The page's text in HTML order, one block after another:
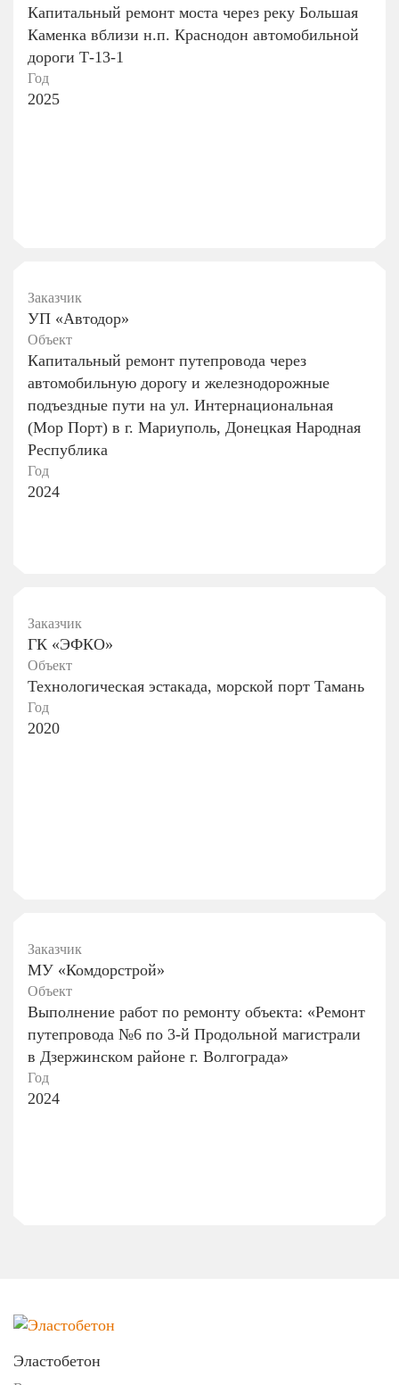
Капитальный ремонт моста через реку Большая
Каменка вблизи н.п. Краснодон автомобильной
дороги Т-13-1
Год
2025
Заказчик
УП «Автодор»
Объект
Капитальный ремонт путепровода через
автомобильную дорогу и железнодорожные
подъездные пути на ул. Интернациональная
(Мор Порт) в г. Мариуполь, Донецкая Народная
Республика
Год
2024
Заказчик
ГК «ЭФКО»
Объект
Технологическая эстакада, морской порт Тамань
Год
2020
Заказчик
МУ «Комдорстрой»
Объект
Выполнение работ по ремонту объекта: «Ремонт
путепровода №6 по 3-й Продольной магистрали
в Дзержинском районе г. Волгограда»
Год
2024
Эластобетон